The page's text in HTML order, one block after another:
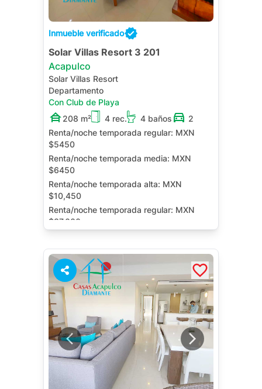
Inmueble verificado
Solar Villas Resort 3 201
Acapulco
Solar Villas Resort
Departamento
Con Club de Playa
208 m²
4 rec. 4 baños
2
Renta/noche temporada regular: MXN
$5450
Renta/noche temporada media: MXN
$6450
Renta/noche temporada alta: MXN
$10,450
Renta/noche temporada regular: MXN
$37,000
Terraza